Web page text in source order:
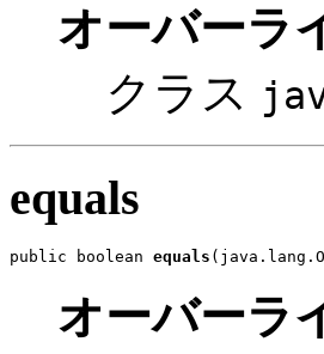
オーバーラ
クラス
equals
public boolean equals
オーバーラ